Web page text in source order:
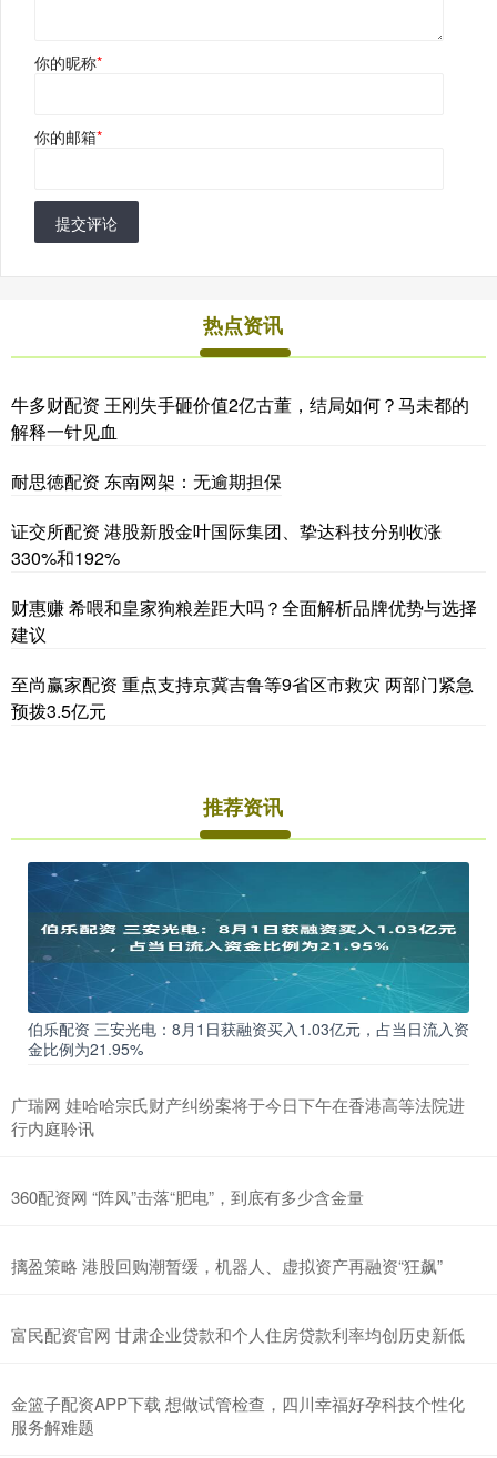
你的昵称*
你的邮箱*
提交评论
热点资讯
牛多财配资 王刚失手砸价值2亿古董，结局如何？马未都的
解释一针见血
耐思徳配资 东南网架：无逾期担保
证交所配资 港股新股金叶国际集团、挚达科技分别收涨
330%和192%
财惠赚 希喂和皇家狗粮差距大吗？全面解析品牌优势与选择
建议
至尚赢家配资 重点支持京冀吉鲁等9省区市救灾 两部门紧急
预拨3.5亿元
推荐资讯
伯乐配资 三安光电：8月1日获融资买入1.03亿元，占当日流入资
金比例为21.95%
广瑞网 娃哈哈宗氏财产纠纷案将于今日下午在香港高等法院进
行内庭聆讯
360配资网 “阵风”击落“肥电”，到底有多少含金量
摛盈策略 港股回购潮暂缓，机器人、虚拟资产再融资“狂飙”
富民配资官网 甘肃企业贷款和个人住房贷款利率均创历史新低
金篮子配资APP下载 想做试管检查，四川幸福好孕科技个性化
服务解难题